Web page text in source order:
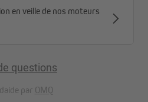
en veille de nos moteurs
questions
par OMQ